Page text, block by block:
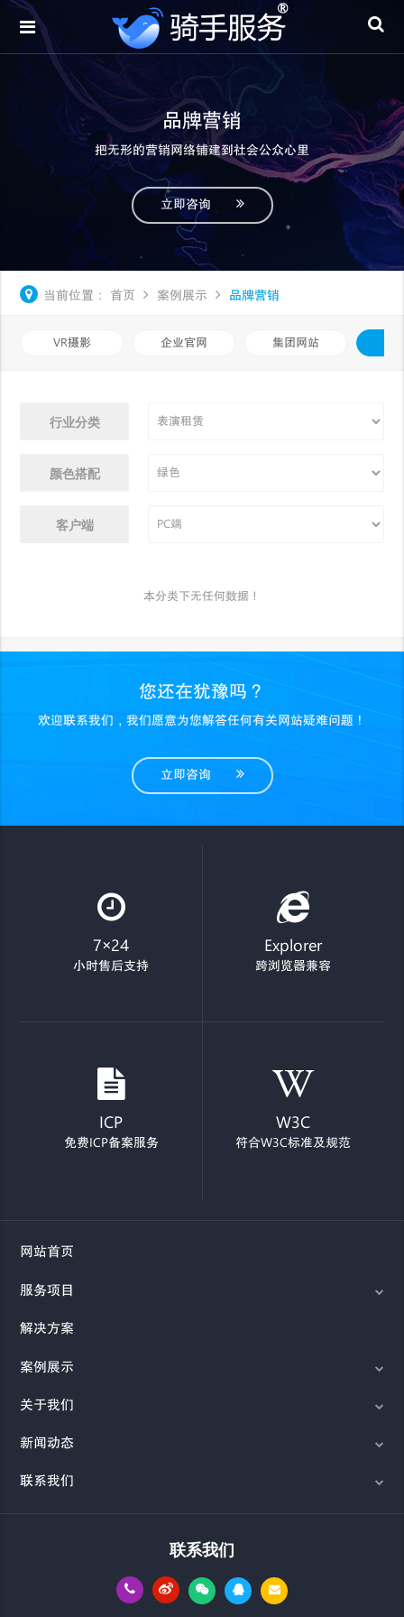
品牌营销
把无形的营销网络铺建到社会公众心里
立即咨询
当前位置： 首页 案例展示 品牌营销
VR摄影 企业官网 集团网站
行业分类
颜色搭配
客户端
本分类下无任何数据！
您还在犹豫吗？
欢迎联系我们，我们愿意为您解答任何有关网站疑难问题！
立即咨询
7×24
小时售后支持
Explorer
跨浏览器兼容
ICP
免费ICP备案服务
W3C
符合W3C标准及规范
网站首页
服务项目
解决方案
案例展示
关于我们
新闻动态
联系我们
联系我们